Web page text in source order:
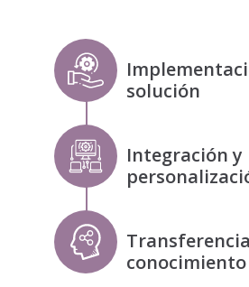
solución
Integración y
conocimiento